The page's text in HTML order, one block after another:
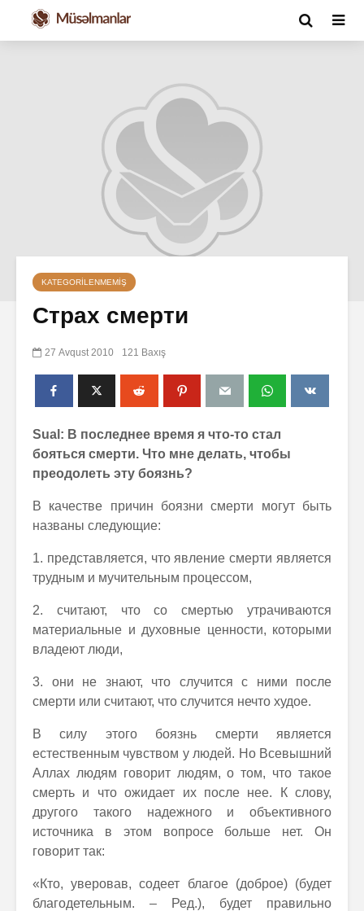
KATEGORILENMEMIŞ
Страх смерти
27 Avqust 2010 121 Baxış
Sual: В последнее время я что-то стал
бояться смерти. Что мне делать, чтобы
преодолеть эту боязнь?
В качестве причин боязни смерти могут быть
названы следующие:
1. представляется, что явление смерти является
трудным и мучительным процессом,
2. считают, что со смертью утрачиваются
материальные и духовные ценности, которыми
владеют люди,
3. они не знают, что случится с ними после
смерти или считают, что случится нечто худое.
В силу этого боязнь смерти является
естественным чувством у людей. Но Всевышний
Аллах людям говорит людям, о том, что такое
смерть и что ожидает их после нее. К слову,
другого такого надежного и объективного
источника в этом вопросе больше нет. Он
говорит так:
«Кто, уверовав, содеет благое (доброе) (будет
благодетельным. – Ред.), будет правильно